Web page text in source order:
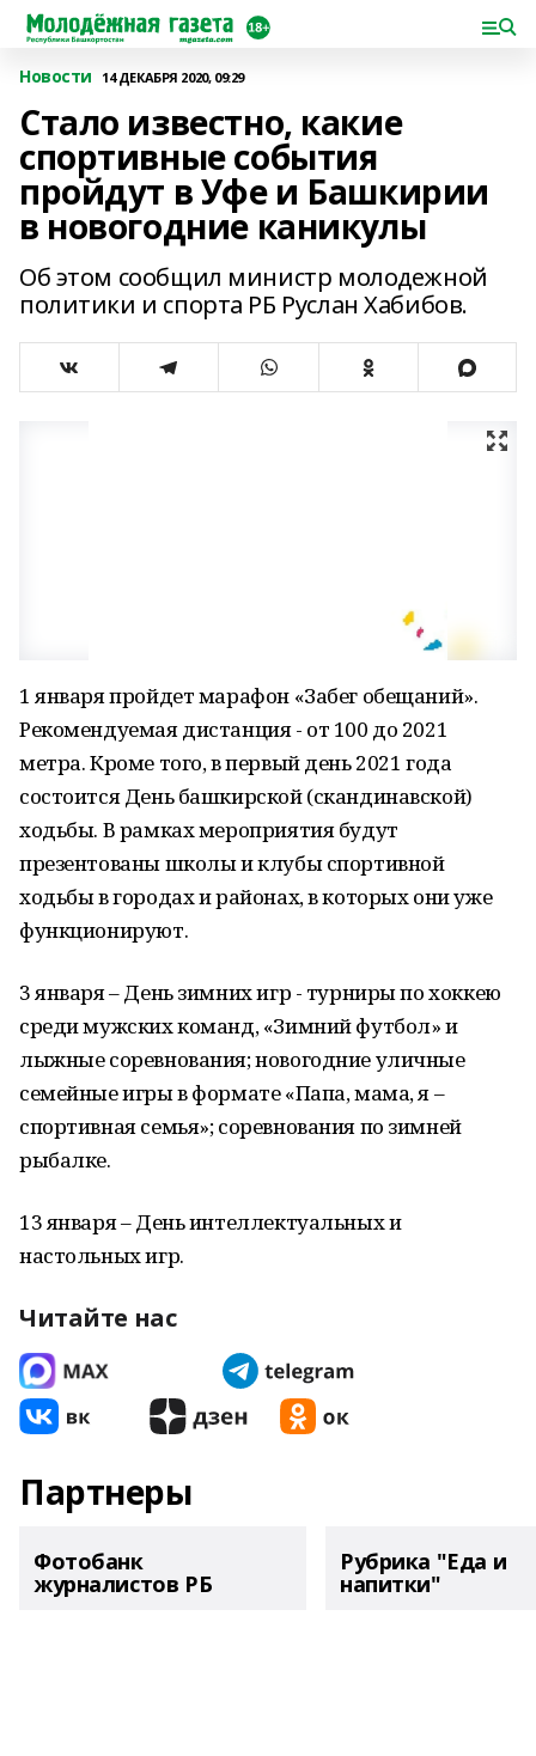
Новости 14 ДЕКАБРЯ 2020, 09:29
Стало известно, какие
спортивные события
пройдут в Уфе и Башкирии
в новогодние каникулы
Об этом сообщил министр молодежной
политики и спорта РБ Руслан Хабибов.
1 января пройдет марафон «Забег обещаний».
Рекомендуемая дистанция - от 100 до 2021
метра. Кроме того, в первый день 2021 года
состоится День башкирской (скандинавской)
ходьбы. В рамках мероприятия будут
презентованы школы и клубы спортивной
ходьбы в городах и районах, в которых они уже
функционируют.
3 января – День зимних игр - турниры по хоккею
среди мужских команд, «Зимний футбол» и
лыжные соревнования; новогодние уличные
семейные игры в формате «Папа, мама, я –
спортивная семья»; соревнования по зимней
рыбалке.
13 января – День интеллектуальных и
настольных игр.
Читайте нас
Партнеры
Фотобанк
журналистов РБ
Рубрика "Еда и
напитки"